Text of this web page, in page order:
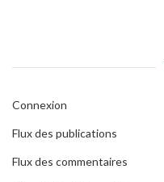
Connexion
Flux des publications
Flux des commentaires